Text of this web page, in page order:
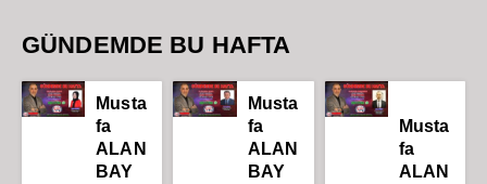
GÜNDEMDE BU HAFTA
Musta
fa
ALAN
BAY
Musta
fa
ALAN
BAY
Musta
fa
ALAN